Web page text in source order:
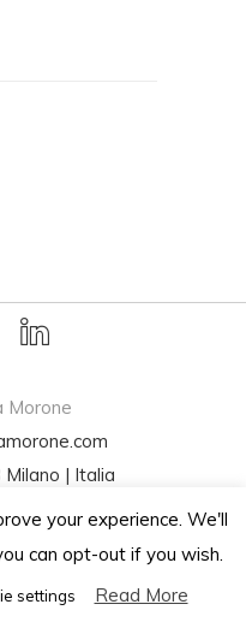
Morone
| Italia
your experience. We'll
can opt-out if you wish.
settings Read More